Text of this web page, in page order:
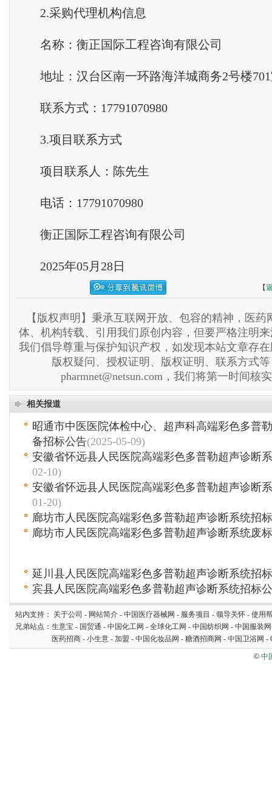
2.采购代理机构信息
名称：衡正国际工程咨询有限公司
地址：汉台区南一环路海洋城商务2号楼
联系方式：17791070980
3.项目联系方式
项目联系人：陈先生
电话：17791070980
衡正国际工程咨询有限公司
2025年05月28日
【
【版权声明】秉承互联网开放、包容的精神，医药
体、机构转载、引用我们原创内容，但要严格注明
我们倡导尊重与保护知识产权，如发现本站文章存
版权疑问、授权证明、版权证明、联系方式
pharmnet@netsun.com，我们将第一时间核
相关报道
昭通市中医医院体检中心、超声科高端彩色多普
备招标公告(2025-05-09)
安徽省怀远县人民医院高端彩色多普勒超声诊断
02-10)
安徽省怀远县人民医院高端彩色多普勒超声诊断
01-20)
廊坊市人民医院高端彩色多普勒超声诊断系统招
廊坊市人民医院高端彩色多普勒超声诊断系统废
延川县人民医院高端彩色多普勒超声诊断系统招
宾县人民医院高端彩色多普勒超声诊断系统招标
站内支持： 关于公司 - 网站简介 - 中国医疗器械网 - 服务项目 - 领导关怀 - 使用
兄弟站点： 生意宝 - 国贸通 - 中国化工网 - 全球化工网 - 中国纺织网 - 中国服装网
医药招商 - 小生意 - 加盟 - 中国化妆品网 - 糖酒招商网 - 中国卫浴网 -
© 中